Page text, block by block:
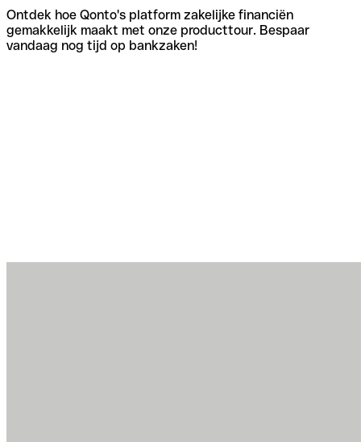
Ontdek hoe Qonto's platform zakelijke financiën
gemakkelijk maakt met onze producttour. Bespaar
vandaag nog tijd op bankzaken!